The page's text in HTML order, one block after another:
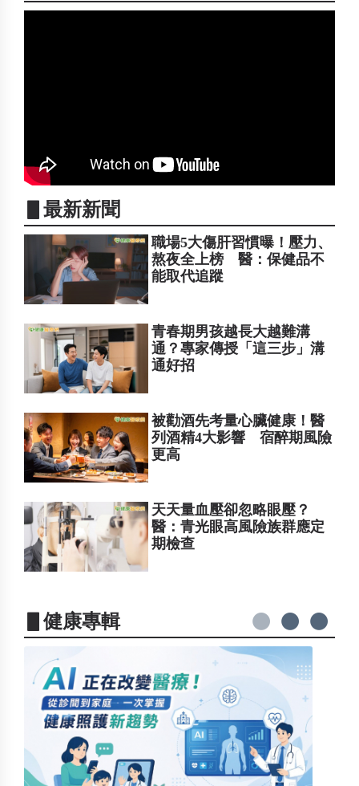
▋最新新聞
職場5大傷肝習慣曝！壓力、
熬夜全上榜 醫：保健品不
能取代追蹤
青春期男孩越長大越難溝
通？專家傳授「這三步」溝
通好招
被勸酒先考量心臟健康！醫
列酒精4大影響 宿醉期風險
更高
天天量血壓卻忽略眼壓？
醫：青光眼高風險族群應定
期檢查
▋健康專輯